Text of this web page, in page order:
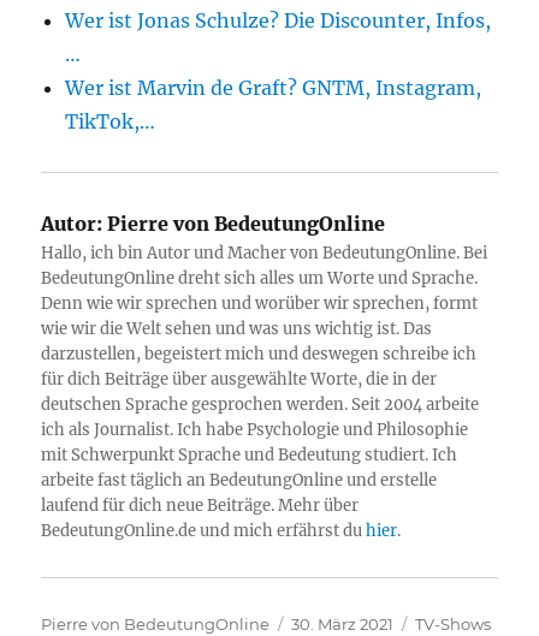
Wer ist Jonas Schulze? Die Discounter, Infos,
…
Wer ist Marvin de Graft? GNTM, Instagram,
TikTok,…
Autor: Pierre von BedeutungOnline
Hallo, ich bin Autor und Macher von BedeutungOnline. Bei
BedeutungOnline dreht sich alles um Worte und Sprache.
Denn wie wir sprechen und worüber wir sprechen, formt
wie wir die Welt sehen und was uns wichtig ist. Das
darzustellen, begeistert mich und deswegen schreibe ich
für dich Beiträge über ausgewählte Worte, die in der
deutschen Sprache gesprochen werden. Seit 2004 arbeite
ich als Journalist. Ich habe Psychologie und Philosophie
mit Schwerpunkt Sprache und Bedeutung studiert. Ich
arbeite fast täglich an BedeutungOnline und erstelle
laufend für dich neue Beiträge. Mehr über
BedeutungOnline.de und mich erfährst duhier.
Autor
Pierre von BedeutungOnline
Veröffentlicht
30. März 2021 Kategorien
TV-Shows